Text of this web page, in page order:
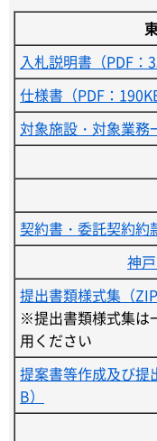
入札説明書（PDF：
仕様書（PDF：
対象施設・対象業務
契約書・委託契約約
神
提出書類様式集（ZIP
※提出書類様式集は
用ください
提案書等作成及び提
B）